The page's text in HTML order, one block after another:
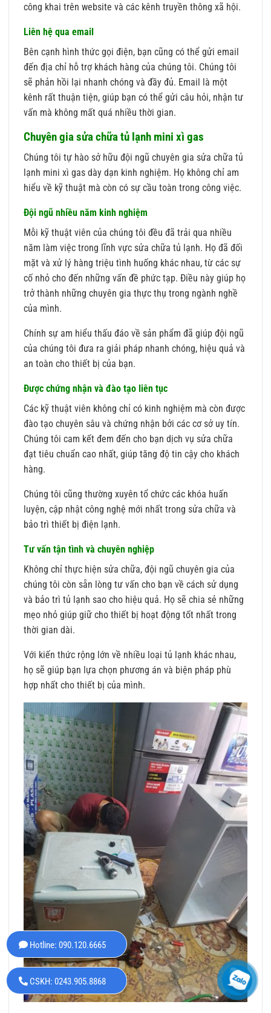
công khai trên website và các kênh truyền thông xã hội.
Liên hệ qua email
Bên cạnh hình thức gọi điện, bạn cũng có thể gửi email
đến địa chỉ hỗ trợ khách hàng của chúng tôi. Chúng tôi
sẽ phản hồi lại nhanh chóng và đầy đủ. Email là một
kênh rất thuận tiện, giúp bạn có thể gửi câu hỏi, nhận tư
vấn mà không mất quá nhiều thời gian.
Chuyên gia sửa chữa tủ lạnh mini xì gas
Chúng tôi tự hào sở hữu đội ngũ chuyên gia sửa chữa tủ
lạnh mini xì gas dày dạn kinh nghiệm. Họ không chỉ am
hiểu về kỹ thuật mà còn có sự cầu toàn trong công việc.
Đội ngũ nhiều năm kinh nghiệm
Mỗi kỹ thuật viên của chúng tôi đều đã trải qua nhiều
năm làm việc trong lĩnh vực sửa chữa tủ lạnh. Họ đã đối
mặt và xử lý hàng triệu tình huống khác nhau, từ các sự
cố nhỏ cho đến những vấn đề phức tạp. Điều này giúp họ
trở thành những chuyên gia thực thụ trong ngành nghề
của mình.
Chính sự am hiểu thấu đáo về sản phẩm đã giúp đội ngũ
của chúng tôi đưa ra giải pháp nhanh chóng, hiệu quả và
an toàn cho thiết bị của bạn.
Được chứng nhận và đào tạo liên tục
Các kỹ thuật viên không chỉ có kinh nghiệm mà còn được
đào tạo chuyên sâu và chứng nhận bởi các cơ sở uy tín.
Chúng tôi cam kết đem đến cho bạn dịch vụ sửa chữa
đạt tiêu chuẩn cao nhất, giúp tăng độ tin cậy cho khách
hàng.
Chúng tôi cũng thường xuyên tổ chức các khóa huấn
luyện, cập nhật công nghệ mới nhất trong sửa chữa và
bảo trì thiết bị điện lạnh.
Tư vấn tận tình và chuyên nghiệp
Không chỉ thực hiện sửa chữa, đội ngũ chuyên gia của
chúng tôi còn sẵn lòng tư vấn cho bạn về cách sử dụng
và bảo trì tủ lạnh sao cho hiệu quả. Họ sẽ chia sẻ những
mẹo nhỏ giúp giữ cho thiết bị hoạt động tốt nhất trong
thời gian dài.
Với kiến thức rộng lớn về nhiều loại tủ lạnh khác nhau,
họ sẽ giúp bạn lựa chọn phương án và biện pháp phù
hợp nhất cho thiết bị của mình.
Hotline: 090.120.6665
CSKH: 0243.905.8868